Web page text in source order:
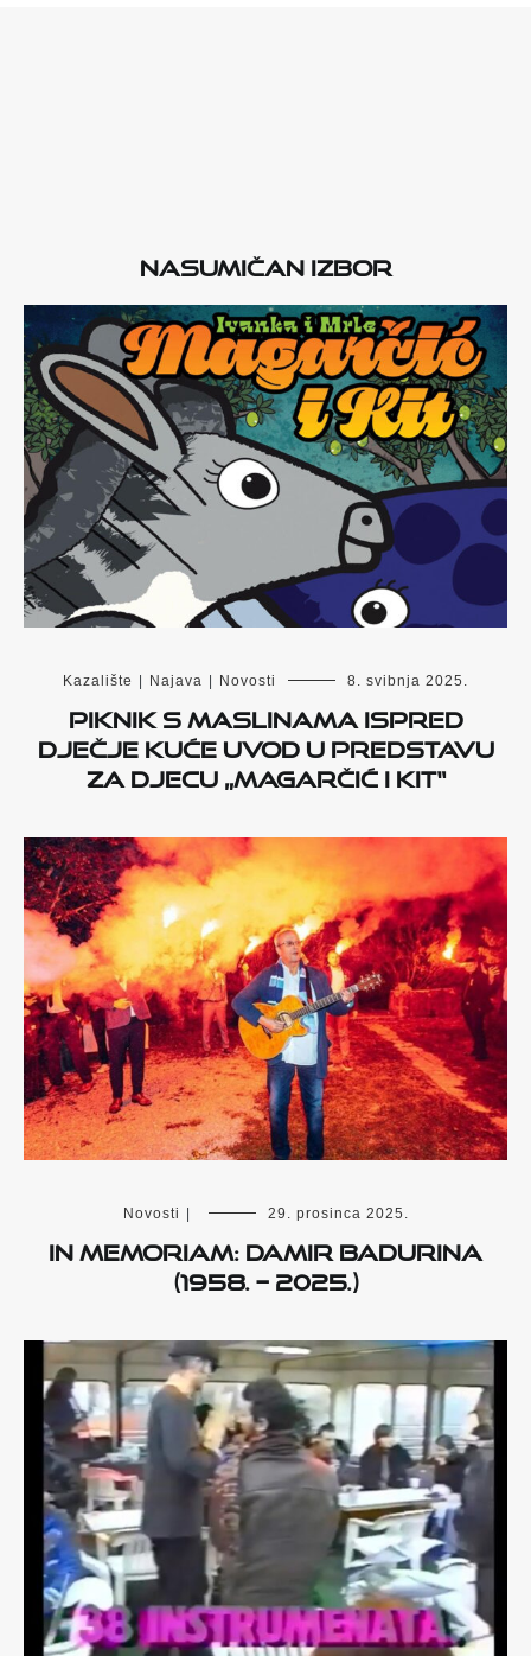
Nasumičan izbor
Kazalište Najava Novosti 8. svibnja 2025.
Piknik s maslinama ispred
Dječje kuće uvod u predstavu
za djecu „Magarčić i kit“
Novosti 29. prosinca 2025.
IN MEMORIAM: DAMIR BADURINA
(1958. – 2025.)